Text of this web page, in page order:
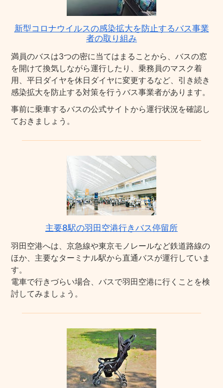
新型コロナウイルスの感染拡大を防止するバス事業
者の取り組み
満員のバスは3つの密に当てはまることから、バスの窓
を開けて換気しながら運行したり、乗務員のマスク着
用、平日ダイヤを休日ダイヤに変更するなど、引き続き
感染拡大を防止する対策を行うバス事業者があります。
事前に乗車するバスの公式サイトから運行状況を確認し
ておきましょう。
主要8駅の羽田空港行きバス停留所
羽田空港へは、京急線や東京モノレールなど鉄道路線の
ほか、主要なターミナル駅から直通バスが運行していま
す。
電車で行きづらい場合、バスで羽田空港に行くことを検
討してみましょう。